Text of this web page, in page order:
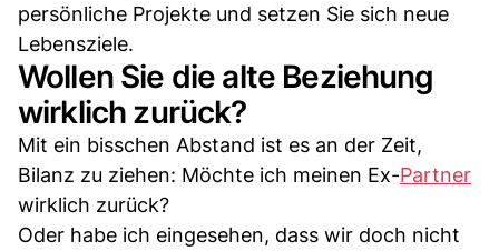
persönliche Projekte und setzen Sie sich neue
Lebensziele.
Wollen Sie die alte Beziehung
wirklich zurück?
Mit ein bisschen Abstand ist es an der Zeit,
Bilanz zu ziehen: Möchte ich meinen Ex-Partner
wirklich zurück?
Oder habe ich eingesehen, dass wir doch nicht